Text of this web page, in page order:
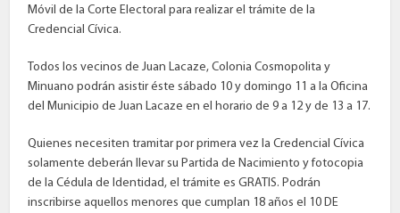
Móvil de la Corte Electoral para realizar el trámite de la
Credencial Cívica.
Todos los vecinos de Juan Lacaze, Colonia Cosmopolita y
Minuano podrán asistir éste sábado 10 y domingo 11 a la Oficina
del Municipio de Juan Lacaze en el horario de 9 a 12 y de 13 a 17.
Quienes necesiten tramitar por primera vez la Credencial Cívica
solamente deberán llevar su Partida de Nacimiento y fotocopia
de la Cédula de Identidad, el trámite es GRATIS. Podrán
inscribirse aquellos menores que cumplan 18 años el 10 DE